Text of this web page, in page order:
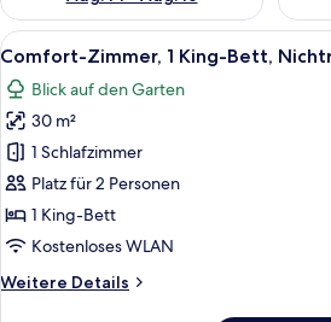
Alle
Fotos
für
Comfort-
Zimmer,
1 King-
Bett,
Nichtraucher,
anzeigen
Ein
7
Comfort-Zimmer, 1 King-Bett,
Blick auf den Garten
30 m²
1 Schlafzimmer
Platz für 2 Personen
1 King-Bett
Kostenloses WLAN
Weitere Details
Weitere